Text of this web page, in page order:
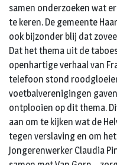
samen onderzoeken wat
te keren. De gemeente
ook bijzonder blij dat
Dat het thema uit de
openhartige verhaal van
telefoon stond
voetbalverenigingen
ontplooien op dit thema.
aan om te kijken wat de
tegen verslaving en om
Jongerenwerker Claudia